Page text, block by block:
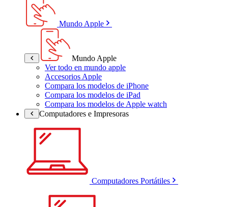
Mundo Apple
Mundo Apple
Ver todo en mundo apple
Accesorios Apple
Compara los modelos de iPhone
Compara los modelos de iPad
Compara los modelos de Apple watch
Computadores e Impresoras
Computadores Portátiles